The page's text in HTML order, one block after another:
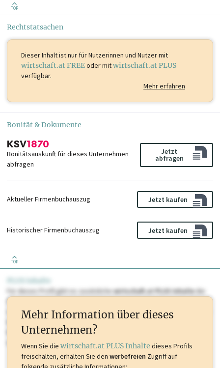
TOP
Rechtstatsachen
Dieser Inhalt istnur für Nutzerinnen und Nutzer mit
wirtschaft.at FREEoder mitwirtschaft.at PLUS
verfügbar.
Mehr erfahren
Bonität & Dokumente
Bonitätsauskunft für dieses Unternehmen
abfragen
Jetzt
abfragen
Aktueller Firmenbuchauszug Jetzt kaufen
Historischer Firmenbuchauszug Jetzt kaufen
TOP
PLUS Inhalte
Für dieses Profil gibt es zusätzlichewirtschaft.at PLUS Inhaltedie
Sie momentan nicht einsehen können. Schalten Sie dieses Profil frei
oder loggen Sie sich ein um diese Inhalte zu sehen. wirtschaft.at PLUS
Marken, Patente, Rechtstatsachen, OTS-Aussendungen, und viele
mehr.
Mehr Information über dieses
Unternehmen?
Wenn Sie die wirtschaft.at PLUS Inhalte dieses Profils
freischalten, erhalten Sie den werbefreien Zugriff auf